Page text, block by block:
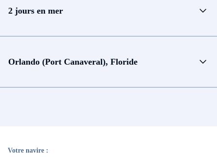
2 jours en mer
Orlando (Port Canaveral), Floride
Votre navire :